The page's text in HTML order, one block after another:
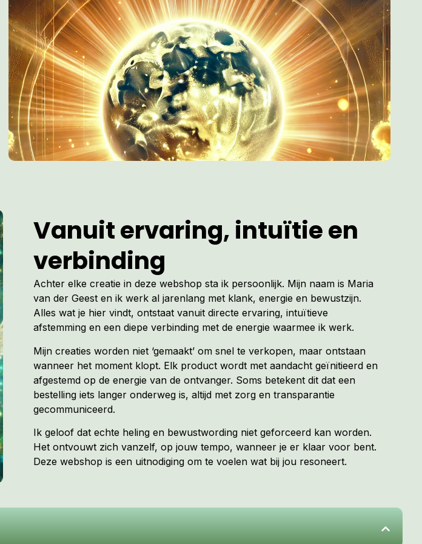
Vanuit ervaring, intuïtie en
verbinding
Achter elke creatie in deze webshop sta ik persoonlijk. Mijn naam is Maria
van der Geest en ik werk al jarenlang met klank, energie en bewustzijn.
Alles wat je hier vindt, ontstaat vanuit directe ervaring, intuïtieve
afstemming en een diepe verbinding met de energie waarmee ik werk.
Mijn creaties worden niet ‘gemaakt’ om snel te verkopen, maar ontstaan
wanneer het moment klopt. Elk product wordt met aandacht geïnitieerd en
afgestemd op de energie van de ontvanger. Soms betekent dit dat een
bestelling iets langer onderweg is, altijd met zorg en transparantie
gecommuniceerd.
Ik geloof dat echte heling en bewustwording niet geforceerd kan worden.
Het ontvouwt zich vanzelf, op jouw tempo, wanneer je er klaar voor bent.
Deze webshop is een uitnodiging om te voelen wat bij jou resoneert.